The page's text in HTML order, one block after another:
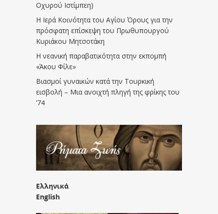
Οχυρού Ιστίμπεη)
Η Ιερά Κοινότητα του Αγίου Όρους για την
πρόσφατη επίσκεψη του Πρωθυπουργού
Κυριάκου Μητσοτάκη
Η νεανική παραβατικότητα στην εκπομπή
«Άκου Φίλε»
Βιασμοί γυναικών κατά την Τουρκική
εισβολή – Μια ανοιχτή πληγή της φρίκης του
’74
Ελληνικά
English